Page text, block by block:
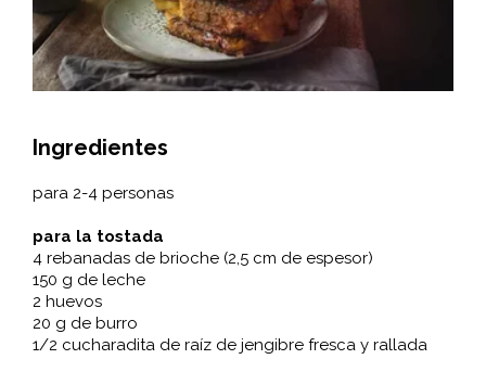
Ingredientes
para 2-4 personas
para la tostada
4 rebanadas de brioche (2,5 cm de espesor)
150 g de leche
2 huevos
20 g de burro
1/2 cucharadita de raíz de jengibre fresca y rallada